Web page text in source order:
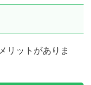
リットがありま